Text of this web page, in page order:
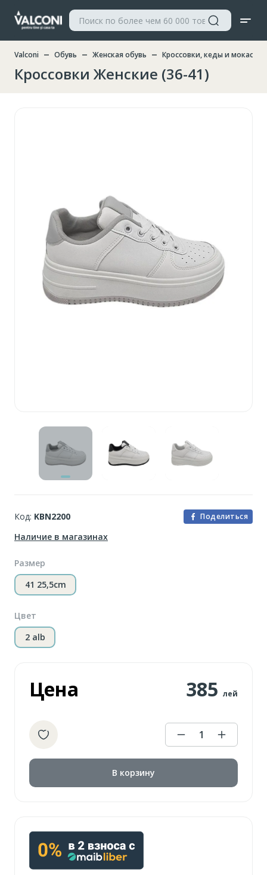
Valconi Обувь Женская обувь Кроссовки, кеды и мокасины
Кроссовки Женские (36-41)
Код: KBN2200 Поделиться
Наличие в магазинах
Размер
41 25,5cm
Цвет
2 alb
Цена 385 лей
1
В корзину